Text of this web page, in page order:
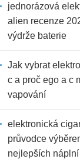
jednorázová
alien recenze
výdrže baterie
Jak vybrat
c a proč ego a c
vapování
elektronická
průvodce
nejlepších